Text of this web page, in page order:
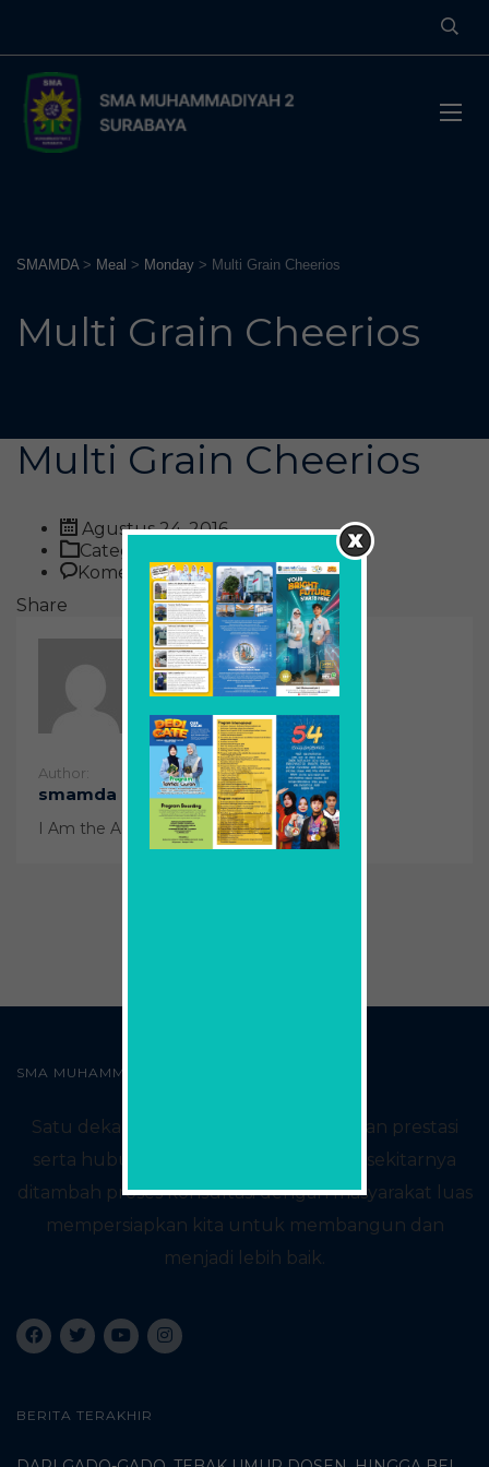
SMAMDA> Meal > Monday > Multi Grain Cheerios
Multi Grain Cheerios
Multi Grain Cheerios
Agustus 24, 2016
Category:
Komentar Dinonaktifkanpada
Multi
Grain
Cheerios
Share
Author:
smamda
I Am the Admin
SMA MUHAMMADIYAH2 SURABAYA
Satu dekade yang kaya akan sejarah dan prestasi
serta hubungan baik dengan sekolah sekitarnya
ditambah proses konsultasi dengan masyarakat luas
mempersiapkan kita untuk membangun dan
menjadi lebih baik.
BERITA TERAKHIR